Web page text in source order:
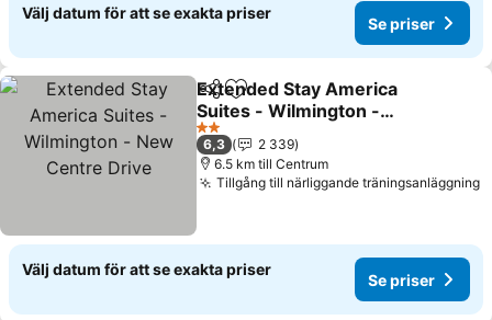
Välj datum för att se exakta priser
Se priser
Dela Lägg till i Mina Favoriter
Extended Stay America
Suites - Wilmington -
New Centre Drive
Se priser
2 Stjärnor
6,3
2 339
6.5 km till Centrum
Tillgång till närliggande träningsanläggning
Välj datum för att se exakta priser
Se priser